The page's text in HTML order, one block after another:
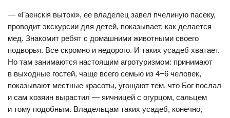
— «Гаенскія вытокі», ее владелец завел пчелиную пасеку,
проводит экскурсии для детей, показывает, как делается
мед. Знакомит ребят с домашними животными своего
подворья. Все скромно и недорого. И таких усадеб хватает.
Но там занимаются настоящим агротуризмом: принимают
в выходные гостей, чаще всего семью из 4−6 человек,
показывают местные красоты, угощают тем, что Бог послал
и сам хозяин вырастил — яичницей с огурцом, сальцем
и тому подобным. Владельцам таких усадеб, конечно,